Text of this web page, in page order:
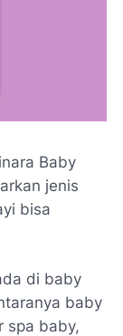
Baby
jenis
bisa
di baby
baby
spa baby,